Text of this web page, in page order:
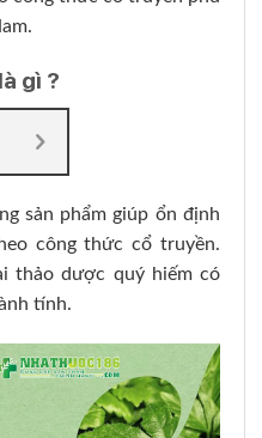
gì ?
sản phẩm giúp ổn định
công thức cổ truyền.
thảo dược quý hiếm có
tính.